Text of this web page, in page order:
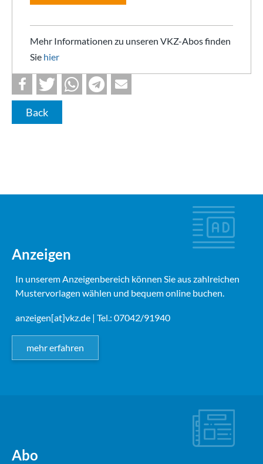
Mehr Informationen zu unseren VKZ-Abos finden
Sie hier
Back
Anzeigen
In unserem Anzeigenbereich können Sie aus zahlreichen
Mustervorlagen wählen und bequem online buchen.
anzeigen[at]vkz.de | Tel.: 07042/91940
mehr erfahren
Abo